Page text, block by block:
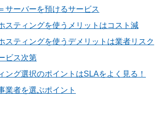
サーバーを預けるサービス
スティングを使うメリットはコスト減
スティングを使うデメリットは業者リスク
ビス次第
ング選択のポイントはSLAをよく見る！
業者を選ぶポイント